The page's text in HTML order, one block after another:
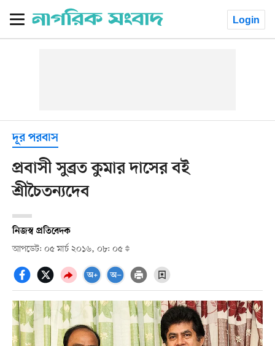
Login
দূর পরবাস
প্রবাসী সুব্রত কুমার দাসের বই
শ্রীচৈতন্যদেব
নিজস্ব প্রতিবেদক
আপডেট: ০৫ মার্চ ২০১৬, ০৮: ০৫